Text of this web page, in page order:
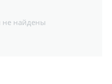
найдены